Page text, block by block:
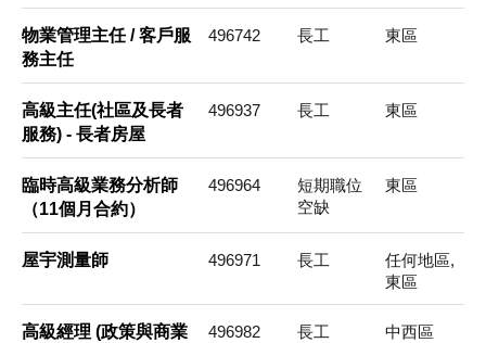
物業管理主任 / 客戶服
務主任
496742 長工 東區
高級主任(社區及長者
服務) - 長者房屋
496937 長工 東區
臨時高級業務分析師
（11個月合約）
496964
短期職位
空缺
東區
屋宇測量師 496971 長工
任何地區,
東區
高級經理 (政策與商業
496982 長工 中西區